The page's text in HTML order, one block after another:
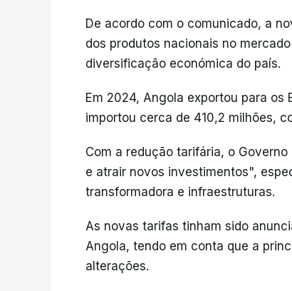
De acordo com o comunicado, a
dos produtos nacionais no
diversificação económica do país.
Em 2024, Angola exportou para os
importou cerca de 410,2 milhões,
Com a redução tarifária, o
e atrair novos investimentos",
transformadora e infraestruturas.
As novas tarifas tinham sido
Angola, tendo em conta que a
alterações.